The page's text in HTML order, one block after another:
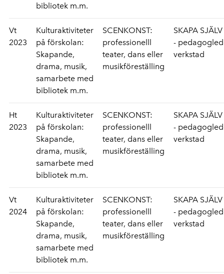
bibliotek m.m.
Vt
2023
Kulturaktiviteter
på förskolan:
Skapande,
drama, musik,
samarbete med
bibliotek m.m.
SCENKONST:
professionelll
teater, dans eller
musikföreställing
SKAPA SJÄLV
-
verkstad
Ht
2023
Kulturaktiviteter
på förskolan:
Skapande,
drama, musik,
samarbete med
bibliotek m.m.
SCENKONST:
professionelll
teater, dans eller
musikföreställing
SKAPA SJÄLV
-
verkstad
Vt
2024
Kulturaktiviteter
på förskolan:
Skapande,
drama, musik,
samarbete med
bibliotek m.m.
SCENKONST:
professionelll
teater, dans eller
musikföreställing
SKAPA SJÄLV
-
verkstad